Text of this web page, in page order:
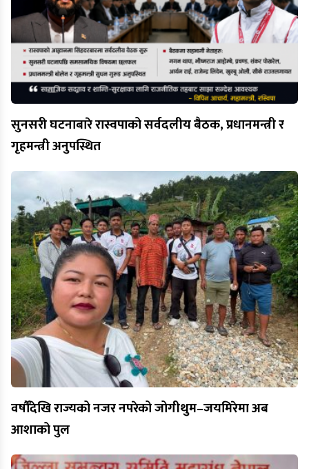
सुनसरी घटनाबारे रास्वपाको सर्वदलीय बैठक, प्रधानमन्त्री र
गृहमन्त्री अनुपस्थित
वर्षौँदेखि राज्यको नजर नपरेको जोगीथुम–जयमिरेमा अब
आशाको पुल